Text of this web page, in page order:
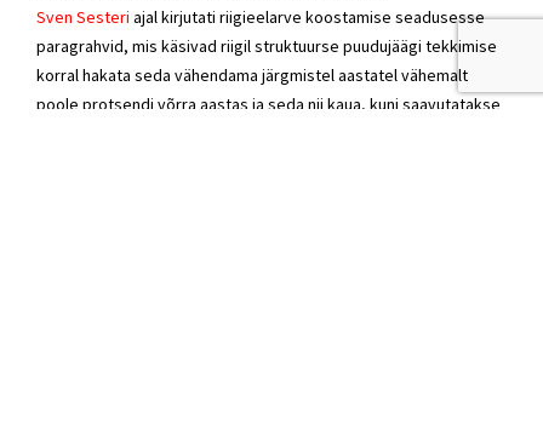
Sven Sesteri ajal kirjutati riigieelarve koostamise seadusesse
paragrahvid, mis käsivad riigil struktuurse puudujäägi tekkimise
korral hakata seda vähendama järgmistel aastatel vähemalt
poole protsendi võrra aastas ja seda nii kaua, kuni saavutatakse